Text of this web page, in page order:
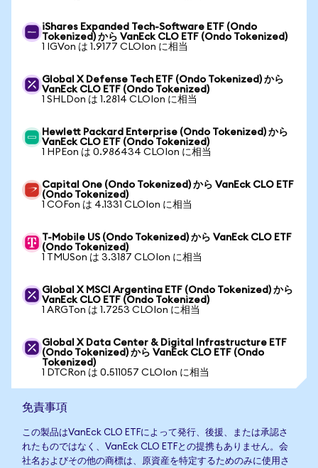
iShares Expanded Tech-Software ETF (Ondo
Tokenized) から VanEck CLO ETF (Ondo Tokenized)
1 IGVon は 1.9177 CLOIon に相当
Global X Defense Tech ETF (Ondo Tokenized) から
VanEck CLO ETF (Ondo Tokenized)
1 SHLDon は 1.2814 CLOIon に相当
Hewlett Packard Enterprise (Ondo Tokenized) から
VanEck CLO ETF (Ondo Tokenized)
1 HPEon は 0.986434 CLOIon に相当
Capital One (Ondo Tokenized) から VanEck CLO ETF
(Ondo Tokenized)
1 COFon は 4.1331 CLOIon に相当
T-Mobile US (Ondo Tokenized) から VanEck CLO ETF
(Ondo Tokenized)
1 TMUSon は 3.3187 CLOIon に相当
Global X MSCI Argentina ETF (Ondo Tokenized) から
VanEck CLO ETF (Ondo Tokenized)
1 ARGTon は 1.7253 CLOIon に相当
Global X Data Center & Digital Infrastructure ETF
(Ondo Tokenized) から VanEck CLO ETF (Ondo
Tokenized)
1 DTCRon は 0.511057 CLOIon に相当
免責事項
この製品はVanEck CLO ETFによって発行、後援、または承認さ
れたものではなく、VanEck CLO ETFとの提携もありません。会
社名およびその他の商標は、原資産を特定するためのみに使用さ